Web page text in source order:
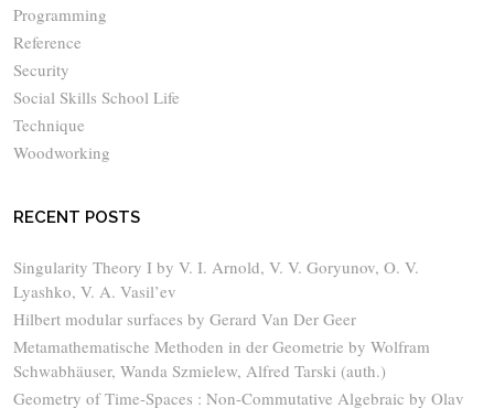
Programming
Reference
Security
Social Skills School Life
Technique
Woodworking
RECENT POSTS
Singularity Theory I by V. I. Arnold, V. V. Goryunov, O. V.
Lyashko, V. A. Vasil’ev
Hilbert modular surfaces by Gerard Van Der Geer
Metamathematische Methoden in der Geometrie by Wolfram
Schwabhäuser, Wanda Szmielew, Alfred Tarski (auth.)
Geometry of Time-Spaces : Non-Commutative Algebraic by Olav